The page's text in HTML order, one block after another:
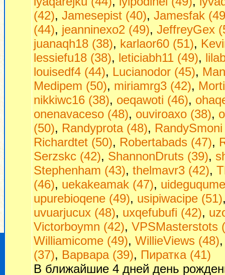
(42), Jamesepist (40), Jamesfak
(44), jeanninexo2 (49), JeffreyGex
juanaqh18 (38), karlaor60 (51),
lessiefu18 (38), leticiabh11 (49),
louisedf4 (44), Lucianodor (45),
Medipem (50), miriamrg3 (42),
nikkiwc16 (38), oeqawoti (46),
onenavaceso (48), ouviroaxo (38),
(50), Randyprota (48),
Richardtet (50), Robertabads (47),
Serzskc (42), ShannonDruts (39),
Stephenham (43), thelmavr3 (42),
(46), uekakeamak (47),
upurebioqene (49), usipiwacipe (51)
uvuarjucux (48), uxqefubufi (42),
Victorboymn (42), VPSMasterstots
Williamicome (49), WillieViews (48)
(37), Варвара (39), Пиратка (41)
В ближайшие 4 дней день